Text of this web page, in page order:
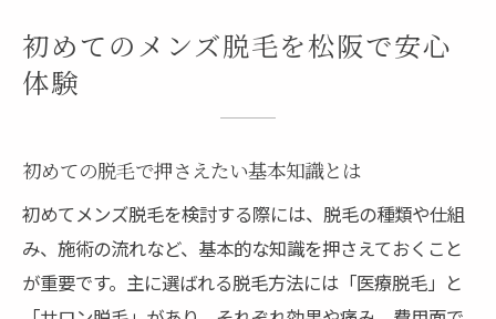
松阪市で男性脱毛を選ぶポイント解説
医療脱毛とサロン脱毛の特徴を比較解説
カウンセリング時に確認すべき脱毛情報
医療脱毛とサロン脱毛の違いを松阪市で知る
松阪市で医療脱毛を選ぶメリットとは
初めてのメンズ脱毛を松阪で安心
体験
初めての脱毛で押さえたい基本知識とは
初めてメンズ脱毛を検討する際には、脱毛の種類や仕組
み、施術の流れなど、基本的な知識を押さえておくこと
が重要です。主に選ばれる脱毛方法には「医療脱毛」と